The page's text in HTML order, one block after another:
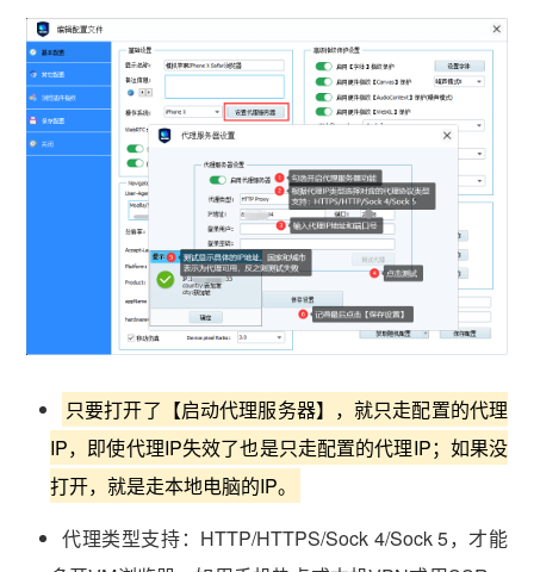
只要打开了【启动代理服务器】，就只走配置的代理
IP，即使代理IP失效了也是只走配置的代理IP；如果没
打开，就是走本地电脑的IP。
代理类型支持：HTTP/HTTPS/Sock 4/Sock 5，才能
vmlogin.cc vmlogin.cc